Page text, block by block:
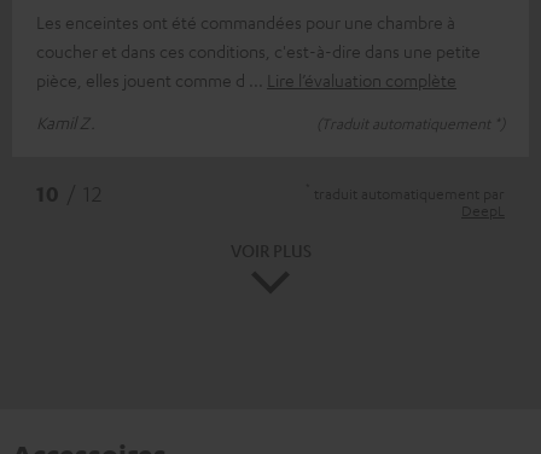
Les enceintes ont été commandées pour une chambre à
coucher et dans ces conditions, c'est-à-dire dans une petite
pièce, elles jouent comme d
Lire l’évaluation complète
Kamil Z.
(Traduit automatiquement *)